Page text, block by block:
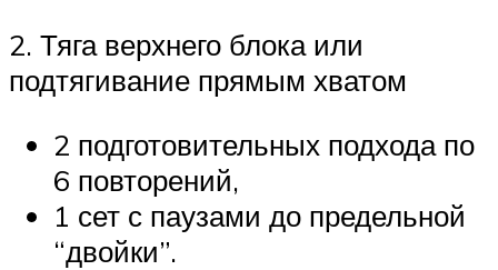
2. Тяга верхнего блока или
подтягивание прямым хватом
2 подготовительных подхода по
6 повторений,
1 сет с паузами до предельной
“двойки”.